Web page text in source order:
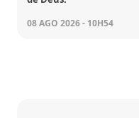
08 AGO 2026 - 10H54